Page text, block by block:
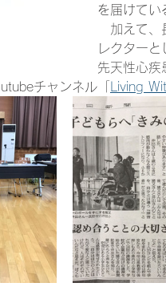
を届けてい
加えて、
レクター
先天性心疾
チャンネル「
Living